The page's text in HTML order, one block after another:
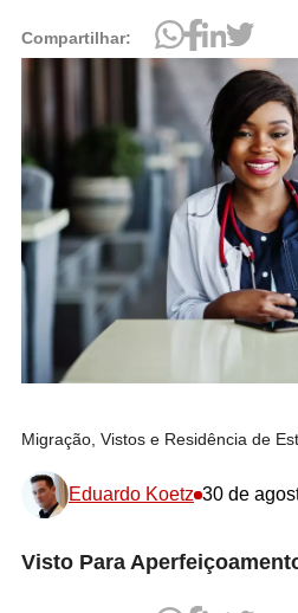
Compartilhar:
Migração, Vistos e Residência de
Eduardo Koetz 30 de
Visto Para